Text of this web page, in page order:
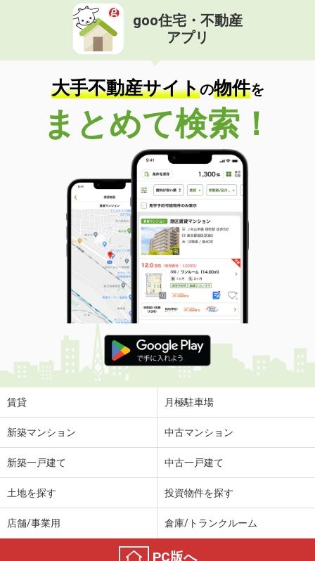
goo住宅・不動産
アプリ
大手不動産サイトの物件を
まとめて検索！
賃貸 月極駐車場
新築マンション 中古マンション
新築一戸建て 中古一戸建て
土地を探す 投資物件を探す
店舗/事業用 倉庫/トランクルーム
PC版へ